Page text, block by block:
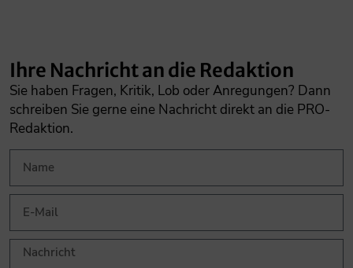
Ihre Nachricht an die Redaktion
Sie haben Fragen, Kritik, Lob oder Anregungen? Dann
schreiben Sie gerne eine Nachricht direkt an die PRO-
Redaktion.